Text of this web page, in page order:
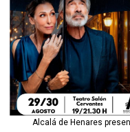
Alcalá de Henares